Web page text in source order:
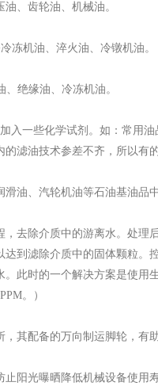
、齿轮油、机械油。
冻机油、淬火油、冷镦机油。
绝缘油、冷冻机油。
入一些化学试剂。如：常用
滤油技术参差不齐，所以有
油、汽轮机油等石油基油
去除介质中的游离水。处理
到滤除介质中的固体颗粒
此时的一个解决方案是使
。）
其配备的万向制运脚轮，有
阳光曝晒降低机械设备使用